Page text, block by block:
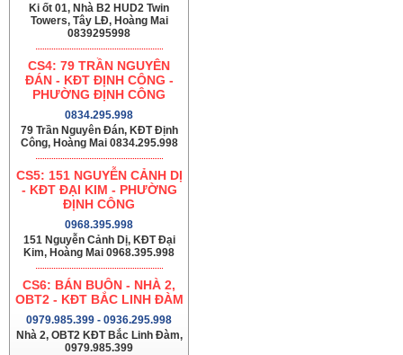
Ki ốt 01, Nhà B2 HUD2 Twin
Towers, Tây LĐ, Hoàng Mai
0839295998
CS4: 79 TRẦN NGUYÊN
ĐÁN - KĐT ĐỊNH CÔNG -
PHƯỜNG ĐỊNH CÔNG
0834.295.998
79 Trần Nguyên Đán, KĐT Định
Công, Hoàng Mai 0834.295.998
CS5: 151 NGUYỄN CẢNH DỊ
- KĐT ĐẠI KIM - PHƯỜNG
ĐỊNH CÔNG
0968.395.998
151 Nguyễn Cảnh Dị, KĐT Đại
Kim, Hoàng Mai 0968.395.998
CS6: BÁN BUÔN - NHÀ 2,
OBT2 - KĐT BẮC LINH ĐÀM
0979.985.399 - 0936.295.998
Nhà 2, OBT2 KĐT Bắc Linh Đàm,
0979.985.399